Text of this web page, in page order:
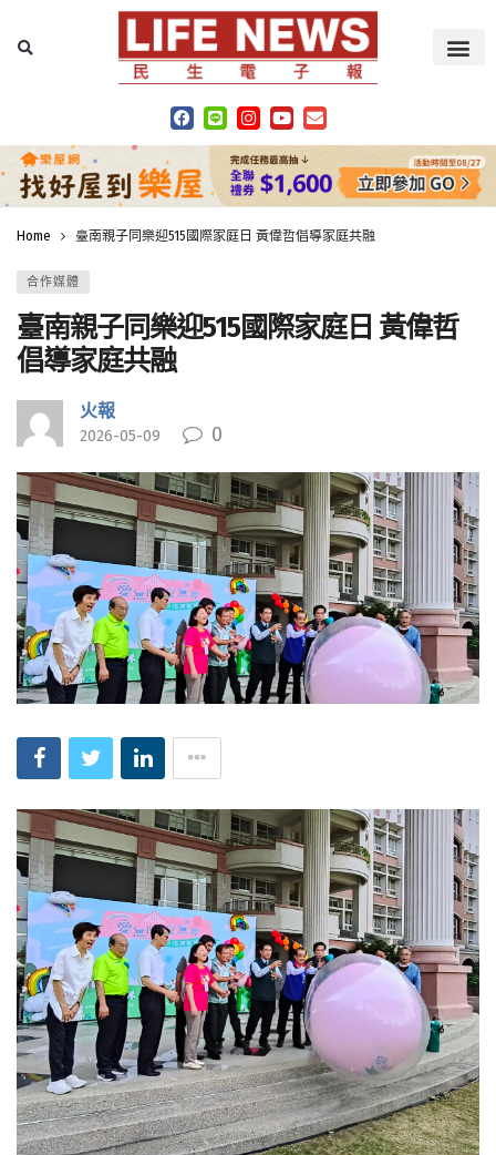
Home 臺南親子同樂迎515國際家庭日 黃偉哲倡導家庭共融
合作媒體
臺南親子同樂迎515國際家庭日 黃偉哲
倡導家庭共融
火報
2026-05-09 0